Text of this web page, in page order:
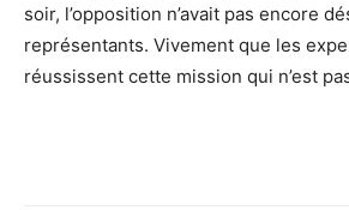
soir, l’opposition n’avait pas encore
représentants. Vivement que les
réussissent cette mission qui n’est